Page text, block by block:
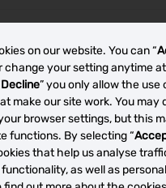
on our website. You can “
change your setting anytime
Decline” you only allow the use
make our site work. You may
browser settings, but this
functions. By selecting “
that help us analyse
as well as
Peugeot
Location
Peugeot
TS Location
Renault
Scenic Location
Renault
de location de voitures